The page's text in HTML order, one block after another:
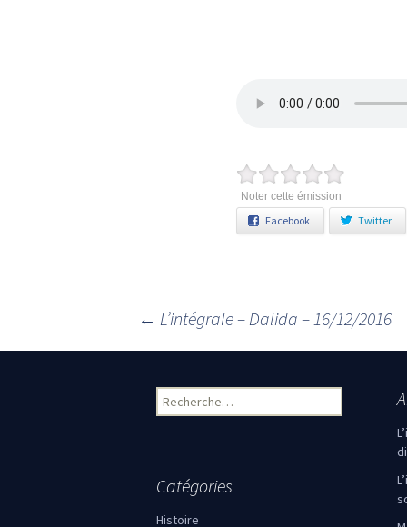
Noter cette émission
Facebook Twitter
Navigation des articles
← L’intégrale – Dalida – 16/12/2016
Rechercher :
Catégories
Histoire